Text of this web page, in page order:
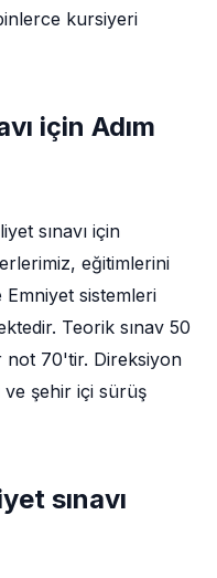
kursiyeri
için Adım
sınavı için
eğitimlerini
Emniyet sistemleri
Teorik sınav 50
not 70'tir. Direksiyon
ve şehir içi sürüş
sınavı